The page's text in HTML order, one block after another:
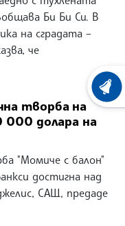
Би Би Си. В
на сградата –
че
творба на
000 долара на
"Момиче с балон"
достигна над
САЩ, предаде